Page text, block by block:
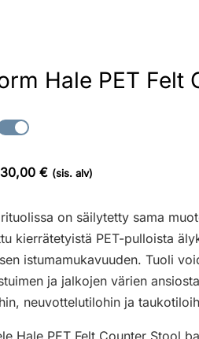
Hale PET
€ (sis. alv)
on säilytetty sama
kierrätetyistä PET-pulloista
istumamukavuuden. Tuoli
ja jalkojen värien
neuvottelutilohin ja